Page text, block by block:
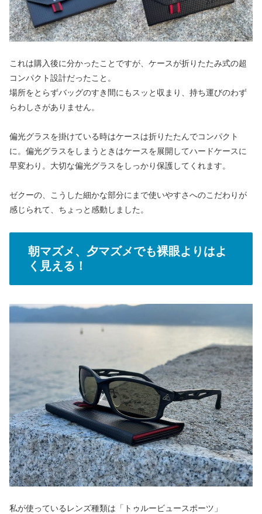
これは購入後に分かったことですが、ケースが折りたたみ式の超
コンパクト設計だったこと。
場所をとらずバッグのすき間にもスッと収まり、持ち運びのわず
らわしさがありません。
偏光グラスを掛けている時はケースは折りたたんでコンパクト
に。偏光グラスをしまうときはケースを展開してハードケースに
早変わり。大切な偏光グラスをしっかり保護してくれます。
ゼクーの、こうした細かな部分にまで使いやすさへのこだわりが
感じられて、ちょっと感動しました。
朝マズメ、夕マズメでも裸眼よりはよ
く見える！
私が使っているレンズ種類は「トゥルービュースポーツ」